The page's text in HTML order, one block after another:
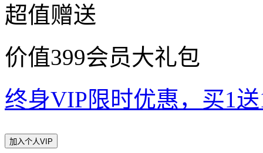
超值赠送
价值399会员大礼包
终身VIP限时优惠，买1
加入个人VIP